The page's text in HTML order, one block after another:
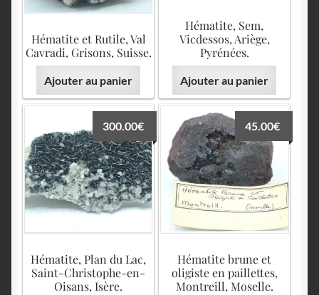
Hématite, Sem,
Vicdessos, Ariège,
Pyrénées.
Ajouter au panier
Hématite et Rutile, Val
Cavradi, Grisons, Suisse.
Ajouter au panier
Hématite, Plan du Lac,
Saint-Christophe-en-
Oisans, Isère.
300.00€
Hématite brune et
oligiste en paillettes,
Montreill, Moselle.
45.00€